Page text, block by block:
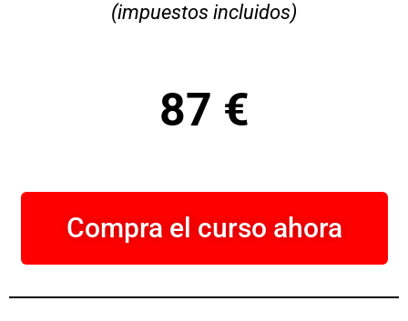
(impuestos incluidos)
87 €
Compra el curso ahora